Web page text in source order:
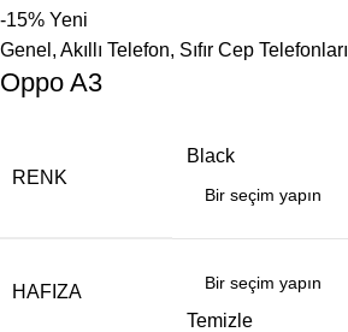
-15% Yeni
Genel , Akıllı Telefon, Sıfır Cep Telefonları
Oppo A3
RENK
Black
HAFIZA
Temizle